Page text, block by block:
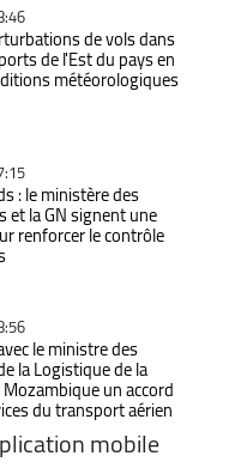
de vols dans
de l'Est du pays en
météorologiques
: le ministère des
et la GN signent une
renforcer le contrôle
le ministre des
la Logistique de la
un accord
du transport aérien
mobile